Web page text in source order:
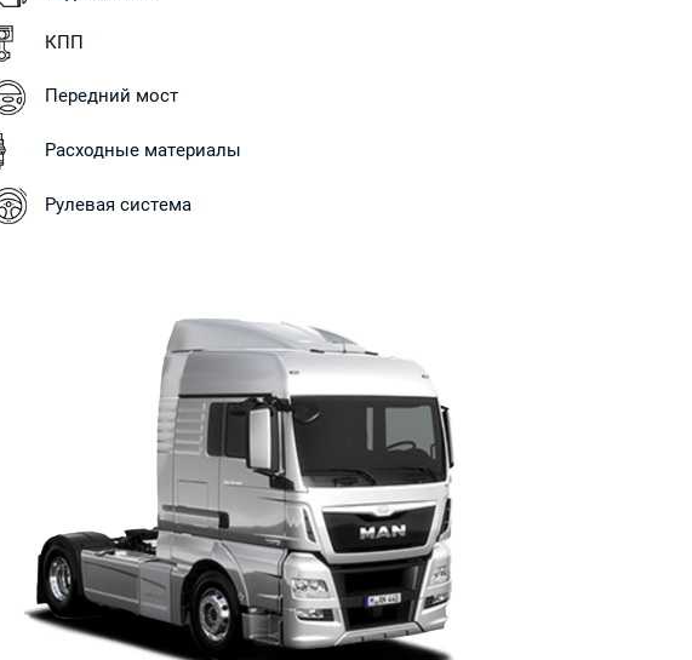
КПП
Передний мост
Расходные материалы
Рулевая система